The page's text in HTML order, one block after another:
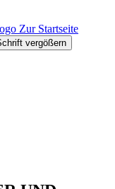
Zur Startseite
vergößern